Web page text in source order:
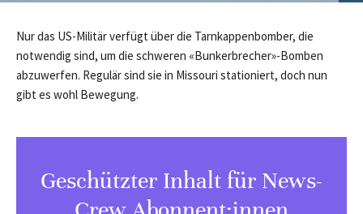
Nur das US-Militär verfügt über die Tarnkappenbomber, die
notwendig sind, um die schweren «Bunkerbrecher»-Bomben
abzuwerfen. Regulär sind sie in Missouri stationiert, doch nun
gibt es wohl Bewegung.
Geschützter Inhalt für News-